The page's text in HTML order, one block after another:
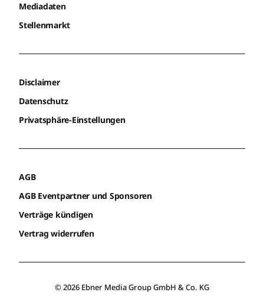
Mediadaten
Stellenmarkt
Disclaimer
Datenschutz
Privatsphäre-Einstellungen
AGB
AGB Eventpartner und Sponsoren
Verträge kündigen
Vertrag widerrufen
© 2026 Ebner Media Group GmbH & Co. KG